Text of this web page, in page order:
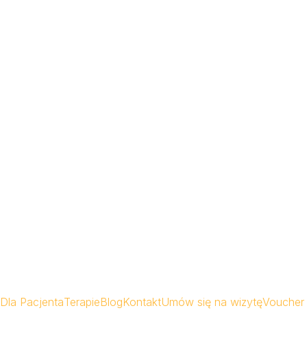
Dla PacjentaTerapieBlogKontaktUmów się na wizytęVoucher